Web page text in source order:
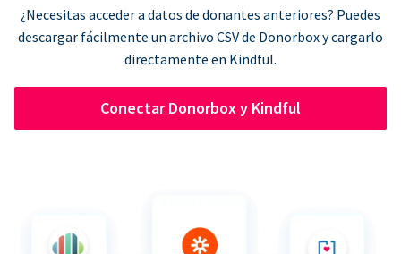
¿Necesitas acceder a datos de donantes anteriores? Puedes
descargar fácilmente un archivo CSV de Donorbox y cargarlo
directamente en Kindful.
Conectar Donorbox y Kindful